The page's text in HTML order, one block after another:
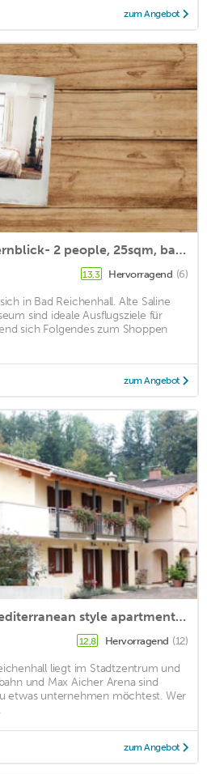
zum Angebot
friendly apartment Sternblick- 2 people, 25sqm, balcony with mountain view
13,3 Hervorragend (6)
in Bad Reichenhall. Alte Saline
sind ideale Ausflugsziele für
sich Folgendes zum Shoppen
zum Angebot
Casa Monticello 4 - Mediterranean style apartments - central city location
12,8 Hervorragend (12)
liegt im Stadtzentrum und
und Max Aicher Arena sind
etwas unternehmen möchtest. Wer
zum Angebot